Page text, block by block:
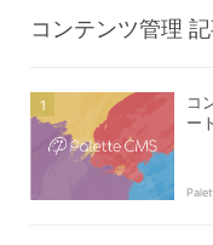
コンテンツ管理
コ
ート